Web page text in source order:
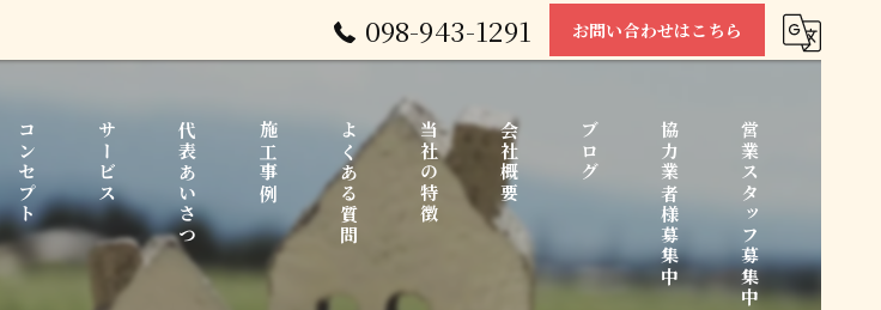
098-943-1291 お問い合わせはこちら
コンセプト サービス 代表あいさつ 施工事例 よくある質問 当社の特徴 会社概要 ブログ 協力業者様募集中 営業スタッフ募集中